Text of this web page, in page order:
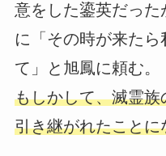
意をした鎏英だっ
に「その時が来た
て」と旭鳳に頼む。
もしかして、滅霊
引き継がれたこと